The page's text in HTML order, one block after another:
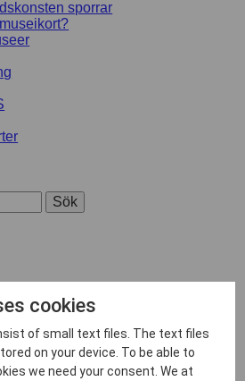
sporrar
Sök
cookies
of small text files. The text files
on your device. To be able to
we need your consent. We at